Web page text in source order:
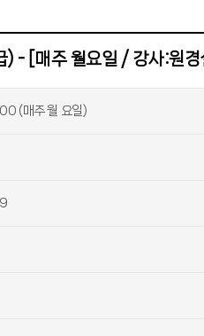
- [매주 월요일 / 강사:원경
(매주 월 요일)